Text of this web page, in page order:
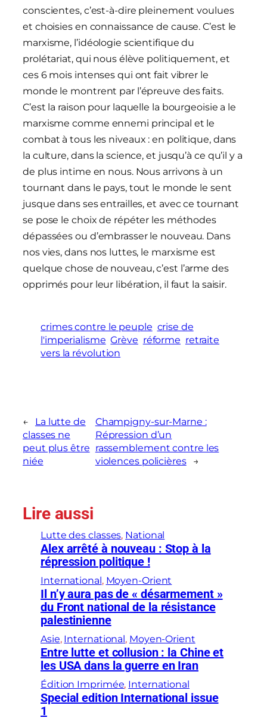
conscientes, c’est-à-dire pleinement voulues
et choisies en connaissance de cause. C’est le
marxisme, l’idéologie scientifique du
prolétariat, qui nous élève politiquement, et
ces 6 mois intenses qui ont fait vibrer le
monde le montrent par l’épreuve des faits.
C’est la raison pour laquelle la bourgeoisie a le
marxisme comme ennemi principal et le
combat à tous les niveaux : en politique, dans
la culture, dans la science, et jusqu’à ce qu’il y a
de plus intime en nous. Nous arrivons à un
tournant dans le pays, tout le monde le sent
jusque dans ses entrailles, et avec ce tournant
se pose le choix de répéter les méthodes
dépassées ou d’embrasser le nouveau. Dans
nos vies, dans nos luttes, le marxisme est
quelque chose de nouveau, c’est l’arme des
opprimés pour leur libération, il faut la saisir.
crimes contre le peuple crise de
l'imperialisme Grève réforme retraite
vers la révolution
←
La lutte de
classes ne
peut plus être
niée
Champigny-sur-Marne :
Répression d’un
rassemblement contre les
violences policières
→
Lire aussi
Lutte des classes, National
Alex arrêté à nouveau : Stop à la
répression politique !
International , Moyen-Orient
Il n’y aura pas de « désarmement »
du Front national de la résistance
palestinienne
Asie, International , Moyen-Orient
Entre lutte et collusion : la Chine et
les USA dans la guerre en Iran
Édition Imprimée, International
Special edition International issue
1